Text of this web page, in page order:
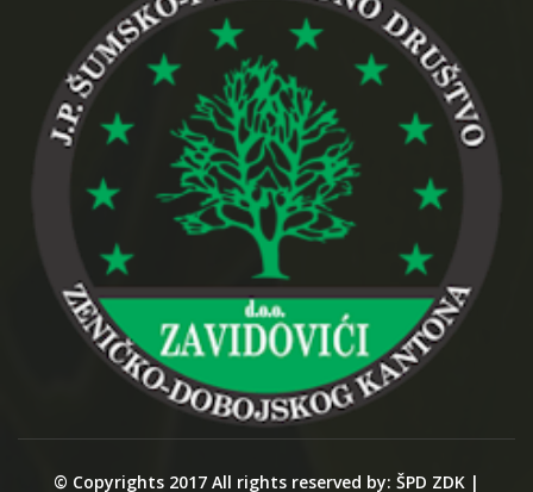
© Copyrights 2017 All rights reserved by: ŠPD ZDK |